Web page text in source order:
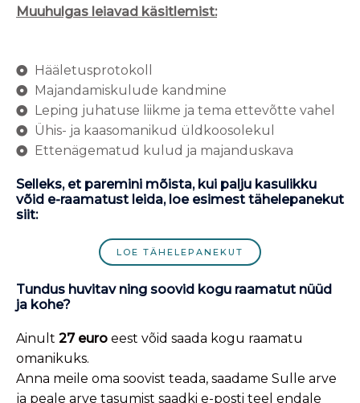
Muuhulgas leiavad käsitlemist:
Hääletusprotokoll
Majandamiskulude kandmine
Leping juhatuse liikme ja tema ettevõtte vahel
Ühis- ja kaasomanikud üldkoosolekul
Ettenägematud kulud ja majanduskava
Selleks, et paremini mõista, kui palju kasulikku
võid e-raamatust leida, loe esimest tähelepanekut
siit:
LOE TÄHELEPANEKUT
Tundus huvitav ning soovid kogu raamatut nüüd
ja kohe?
Ainult 27 euro eest võid saada kogu raamatu
omanikuks.
Anna meile oma soovist teada, saadame Sulle arve
ja peale arve tasumist saadki e-posti teel endale